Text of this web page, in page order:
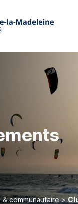
& communautaire>